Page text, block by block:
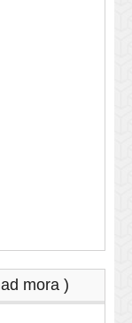
mora )